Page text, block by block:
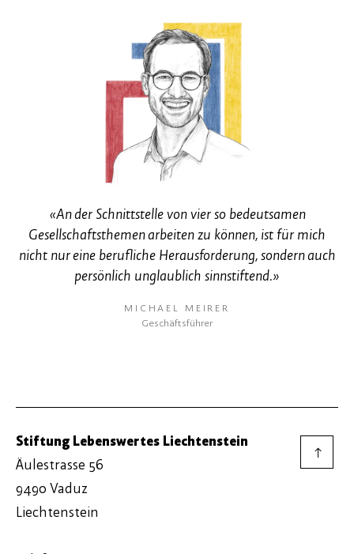
«An der Schnittstelle von vier so bedeutsamen
Gesellschaftsthemen arbeiten zu können, ist für mich
nicht nur eine berufliche Herausforderung, sondern auch
persönlich unglaublich sinnstiftend.»
MICHAEL MEIRER
Geschäftsführer
Stiftung Lebenswertes Liechtenstein
Äulestrasse 56
9490 Vaduz
Liechtenstein
→